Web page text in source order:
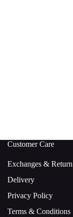
Customer Care
Exchanges & Return
Delivery
Privacy Policy
Terms & Conditions